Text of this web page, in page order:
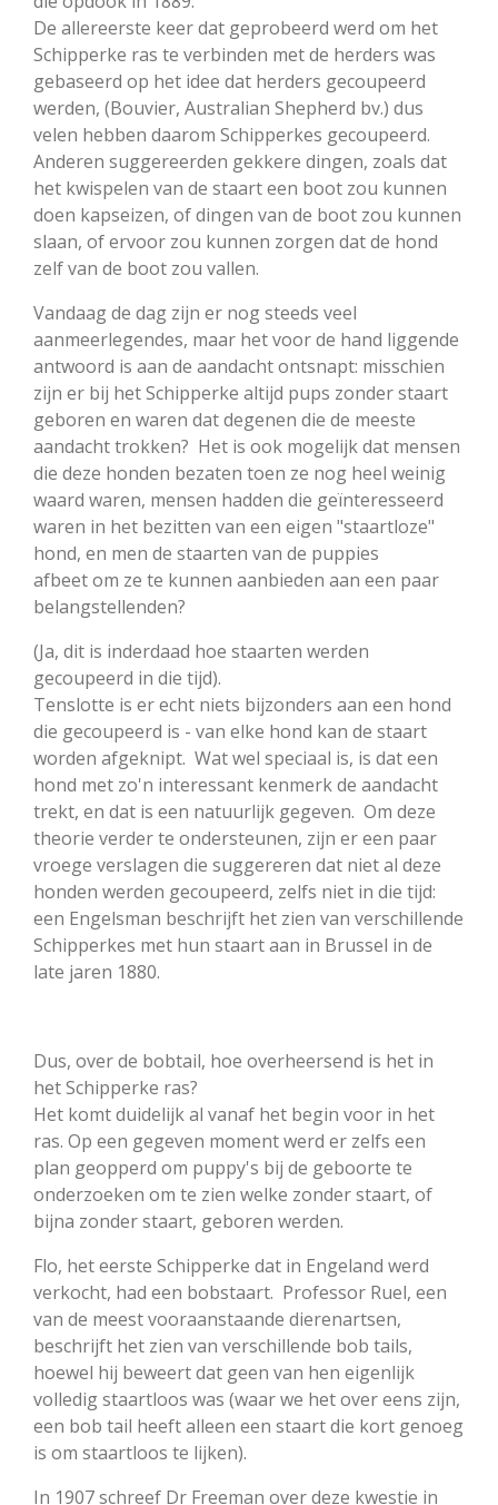
De allereerste keer dat geprobeerd werd om het
Schipperke ras te verbinden met de herders was
gebaseerd op het idee dat herders gecoupeerd
werden, (Bouvier, Australian Shepherd bv.) dus
velen hebben daarom Schipperkes gecoupeerd.
Anderen suggereerden gekkere dingen, zoals dat
het kwispelen van de staart een boot zou kunnen
doen kapseizen, of dingen van de boot zou kunnen
slaan, of ervoor zou kunnen zorgen dat de hond
zelf van de boot zou vallen.
Vandaag de dag zijn er nog steeds veel
aanmeerlegendes, maar het voor de hand liggende
antwoord is aan de aandacht ontsnapt: misschien
zijn er bij het Schipperke altijd pups zonder staart
geboren en waren dat degenen die de meeste
aandacht trokken? Het is ook mogelijk dat mensen
die deze honden bezaten toen ze nog heel weinig
waard waren, mensen hadden die geïnteresseerd
waren in het bezitten van een eigen "staartloze"
hond, en men de staarten van de puppies
afbeetom ze te kunnen aanbieden aan een paar
belangstellenden?
(Ja, dit is inderdaad hoe staarten werden
gecoupeerd in die tijd).
Tenslotte is er echt niets bijzonders aan een hond
die gecoupeerd is - van elke hond kan de staart
worden afgeknipt. Wat wel speciaal is, is dat een
hond met zo'n interessant kenmerk de aandacht
trekt, en dat is een natuurlijk gegeven. Om deze
theorie verder te ondersteunen, zijn er een paar
vroege verslagen die suggereren dat niet al deze
honden werden gecoupeerd, zelfs niet in die tijd:
een Engelsman beschrijft het zien van verschillende
Schipperkes met hun staart aan in Brussel in de
late jaren 1880.
Dus, over de bobtail, hoe overheersend is het in
het Schipperke ras?
Het komt duidelijk al vanaf het begin voor in het
ras. Op een gegeven moment werd er zelfs een
plan geopperd om puppy's bij de geboorte te
onderzoeken om te zien welke zonder staart, of
bijna zonder staart, geboren werden.
Flo, het eerste Schipperke dat in Engeland werd
verkocht, had een bobstaart. Professor Ruel, een
van de meest vooraanstaande dierenartsen,
beschrijft het zien van verschillende bob tails,
hoewel hij beweert dat geen van hen eigenlijk
volledig staartloos was (waar we het over eens zijn,
een bob tail heeft alleen een staart die kort genoeg
is om staartloos te lijken).
In 1907 schreef Dr Freeman over deze kwestie in